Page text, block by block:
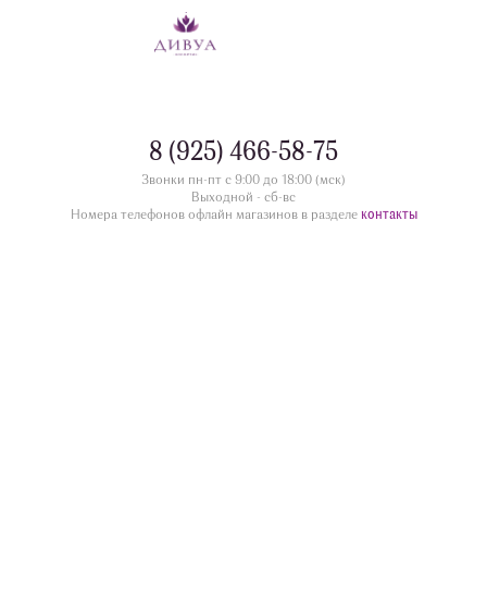
8 (925) 466-58-75
Звонки пн-пт с 9:00 до 18:00 (мск)
Выходной - сб-вс
Номера телефонов офлайн магазинов в разделе контакты